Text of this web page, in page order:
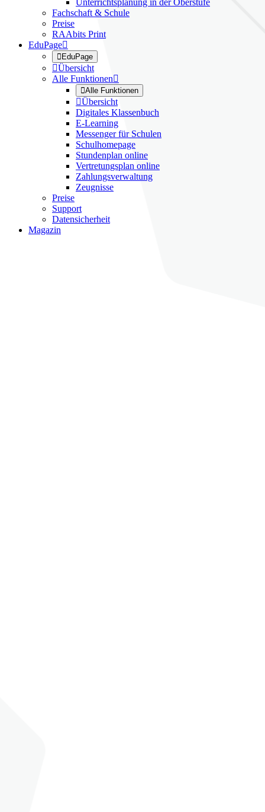
Fachschaft & Schule
Preise
RAAbits Print
EduPage
EduPage
Übersicht
Alle Funktionen
Alle Funktionen
Übersicht
Digitales Klassenbuch
E-Learning
Messenger für Schulen
Schulhomepage
Stundenplan online
Vertretungsplan online
Zahlungsverwaltung
Zeugnisse
Preise
Support
Datensicherheit
Magazin